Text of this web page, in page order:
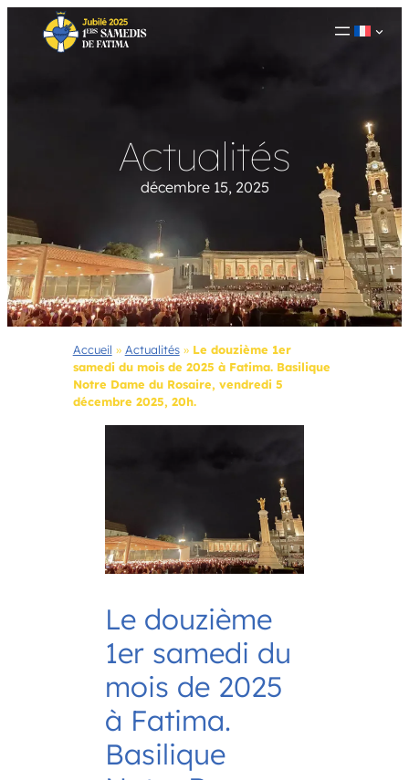
Actualités
décembre 15, 2025
Accueil » Actualités» Le douzième 1er
samedi du mois de 2025 à Fatima. Basilique
Notre Dame du Rosaire, vendredi 5
décembre 2025, 20h.
Le douzième
1er samedi du
mois de 2025
à Fatima.
Basilique